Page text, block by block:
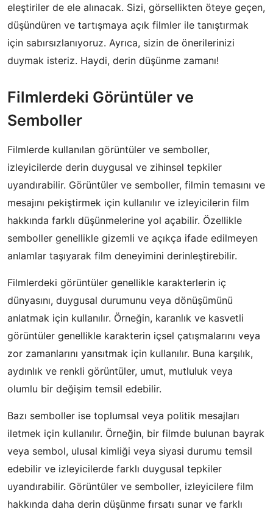
eleştiriler de ele alınacak. Sizi, görsellikten öteye geçen,
düşündüren ve tartışmaya açık filmler ile tanıştırmak
için sabırsızlanıyoruz. Ayrıca, sizin de önerilerinizi
duymak isteriz. Haydi, derin düşünme zamanı!
Filmlerdeki Görüntüler ve
Semboller
Filmlerde kullanılan görüntüler ve semboller,
izleyicilerde derin duygusal ve zihinsel tepkiler
uyandırabilir. Görüntüler ve semboller, filmin temasını ve
mesajını pekiştirmek için kullanılır ve izleyicilerin film
hakkında farklı düşünmelerine yol açabilir. Özellikle
semboller genellikle gizemli ve açıkça ifade edilmeyen
anlamlar taşıyarak film deneyimini derinleştirebilir.
Filmlerdeki görüntüler genellikle karakterlerin iç
dünyasını, duygusal durumunu veya dönüşümünü
anlatmak için kullanılır. Örneğin, karanlık ve kasvetli
görüntüler genellikle karakterin içsel çatışmalarını veya
zor zamanlarını yansıtmak için kullanılır. Buna karşılık,
aydınlık ve renkli görüntüler, umut, mutluluk veya
olumlu bir değişim temsil edebilir.
Bazı semboller ise toplumsal veya politik mesajları
iletmek için kullanılır. Örneğin, bir filmde bulunan bayrak
veya sembol, ulusal kimliği veya siyasi durumu temsil
edebilir ve izleyicilerde farklı duygusal tepkiler
uyandırabilir. Görüntüler ve semboller, izleyicilere film
hakkında daha derin düşünme fırsatı sunar ve farklı